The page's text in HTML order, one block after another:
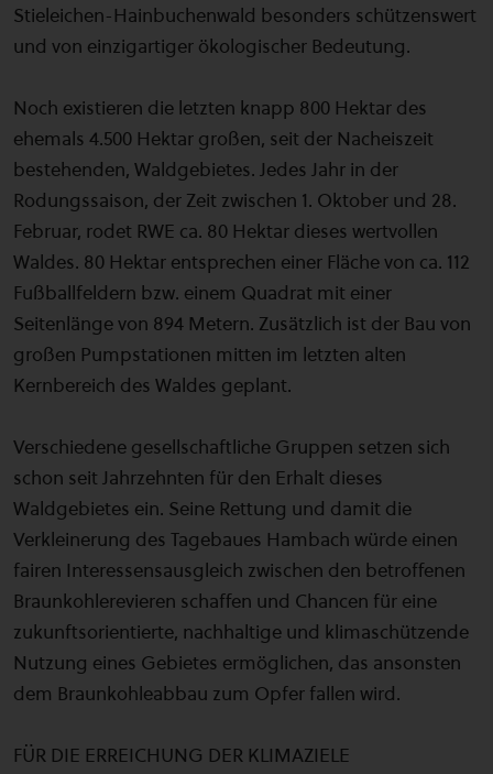
Stieleichen-Hainbuchenwald besonders schützenswert
und von einzigartiger ökologischer Bedeutung.
Noch existieren die letzten knapp 800 Hektar des
ehemals 4.500 Hektar großen, seit der Nacheiszeit
bestehenden, Waldgebietes. Jedes Jahr in der
Rodungssaison, der Zeit zwischen 1. Oktober und 28.
Februar, rodet RWE ca. 80 Hektar dieses wertvollen
Waldes. 80 Hektar entsprechen einer Fläche von ca. 112
Fußballfeldern bzw. einem Quadrat mit einer
Seitenlänge von 894 Metern. Zusätzlich ist der Bau von
großen Pumpstationen mitten im letzten alten
Kernbereich des Waldes geplant.
Verschiedene gesellschaftliche Gruppen setzen sich
schon seit Jahrzehnten für den Erhalt dieses
Waldgebietes ein. Seine Rettung und damit die
Verkleinerung des Tagebaues Hambach würde einen
fairen Interessensausgleich zwischen den betroffenen
Braunkohlerevieren schaffen und Chancen für eine
zukunftsorientierte, nachhaltige und klimaschützende
Nutzung eines Gebietes ermöglichen, das ansonsten
dem Braunkohleabbau zum Opfer fallen wird.
FÜR DIE ERREICHUNG DER KLIMAZIELE